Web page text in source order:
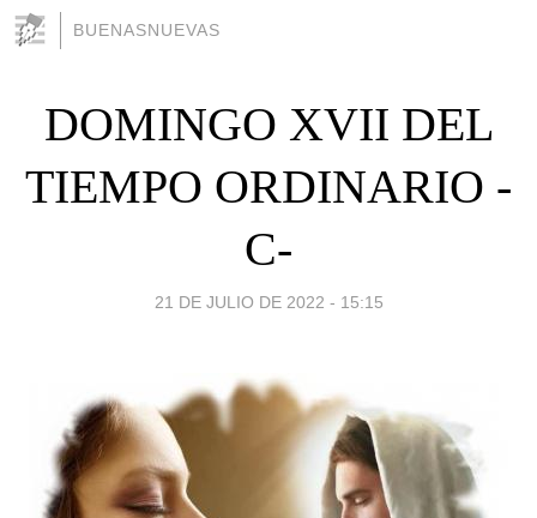
BUENASNUEVAS
DOMINGO XVII DEL
TIEMPO ORDINARIO -
C-
21 DE JULIO DE 2022 - 15:15